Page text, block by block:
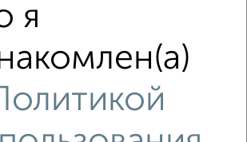
ценой
комплекс Атлантида с ценой ниже
я